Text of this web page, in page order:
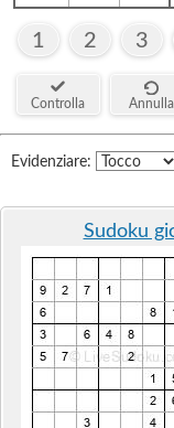
1 2 3
Controlla Annulla
Evidenziare:
Sudoku